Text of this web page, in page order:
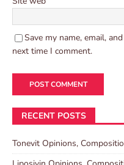
Save my name, email,
next time I comment.
RECENT POSTS
Tonevit Opinions,